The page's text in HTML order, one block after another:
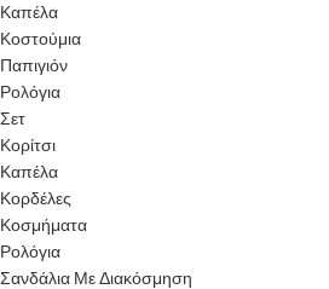
Καπέλα
Κοστούμια
Παπιγιόν
Ρολόγια
Σετ
Κορίτσι
Καπέλα
Κορδέλες
Κοσμήματα
Ρολόγια
Σανδάλια Με Διακόσμηση